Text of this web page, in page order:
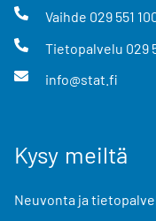
Vaihde 029 551
Tietopalvelu 029
info@stat.fi
Kysy meiltä
Neuvonta ja